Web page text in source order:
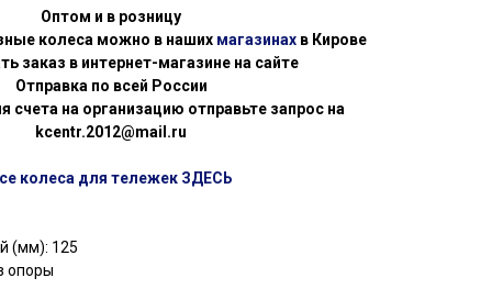
Оптом и в розницу
колеса можно в наших магазинахв Кирове
заказ в интернет-магазине на сайте
Отправка по всей России
счета на организацию отправьте запрос на
kcentr.2012@mail.ru
колеса для тележек ЗДЕСЬ
(мм): 125
опоры